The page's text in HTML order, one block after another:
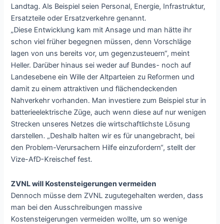
Landtag. Als Beispiel seien Personal, Energie, Infrastruktur,
Ersatzteile oder Ersatzverkehre genannt.
„Diese Entwicklung kam mit Ansage und man hätte ihr
schon viel früher begegnen müssen, denn Vorschläge
lagen von uns bereits vor, um gegenzusteuern“, meint
Heller. Darüber hinaus sei weder auf Bundes- noch auf
Landesebene ein Wille der Altparteien zu Reformen und
damit zu einem attraktiven und flächendeckenden
Nahverkehr vorhanden. Man investiere zum Beispiel stur in
batterieelektrische Züge, auch wenn diese auf nur wenigen
Strecken unseres Netzes die wirtschaftlichste Lösung
darstellen. „Deshalb halten wir es für unangebracht, bei
den Problem-Verursachern Hilfe einzufordern“, stellt der
Vize-AfD-Kreischef fest.
ZVNL will Kostensteigerungen vermeiden
Dennoch müsse dem ZVNL zugutegehalten werden, dass
man bei den Ausschreibungen massive
Kostensteigerungen vermeiden wollte, um so wenige